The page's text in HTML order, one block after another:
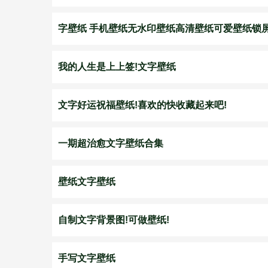
字壁纸 手机壁纸无水印壁纸高清壁纸可爱壁纸锁
我的人生是上上签!文字壁纸
文字好运祝福壁纸!喜欢的快收藏起来吧!
一期超治愈文字壁纸合集
壁纸文字壁纸
自制文字背景图!可做壁纸!
手写文字壁纸